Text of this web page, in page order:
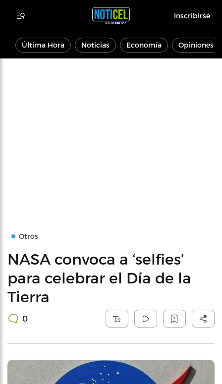
Inscribirse
Última Hora Noticias Economía Opiniones
Otros
NASA convoca a ‘selfies’
para celebrar el Día de la
Tierra
0